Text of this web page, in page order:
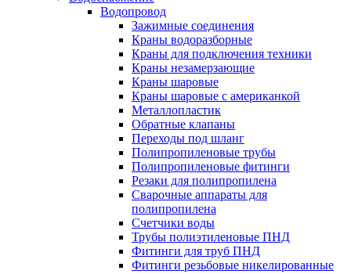
Водопровод
Зажимные соединения
Краны водоразборные
Краны для подключения техники
Краны незамерзающие
Краны шаровые
Краны шаровые с американкой
Металлопластик
Обратные клапаны
Переходы под шланг
Полипропиленовые трубы
Полипропиленовые фитинги
Резаки для полипропилена
Сварочные аппараты для
полипропилена
Счетчики воды
Трубы полиэтиленовые ПНД
Фитинги для труб ПНД
Фитинги резьбовые никелированные